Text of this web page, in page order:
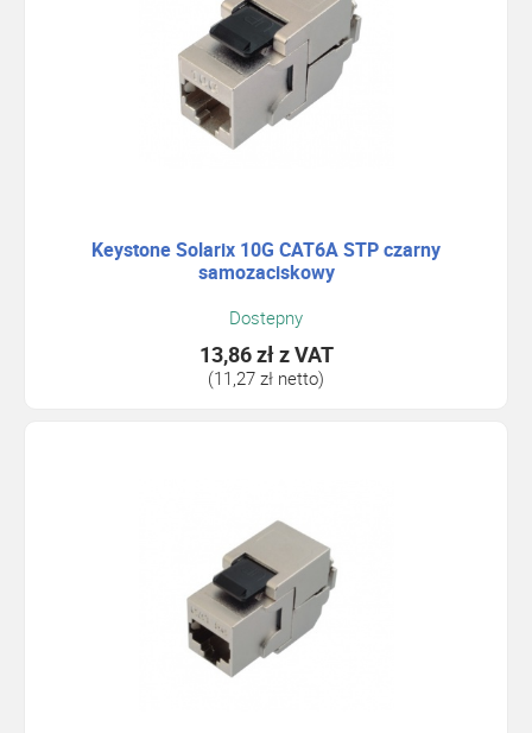
Keystone Solarix 10G CAT6A STP czarny
samozaciskowy
Dostepny
13,86 złz VAT
(11,27 zł netto)